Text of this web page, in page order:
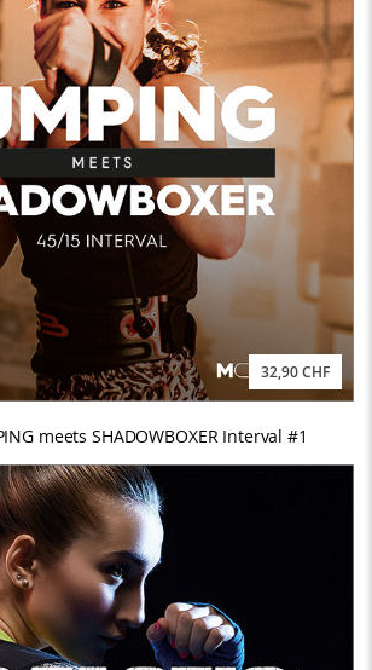
32,90 CHF
meets SHADOWBOXER Interval #1